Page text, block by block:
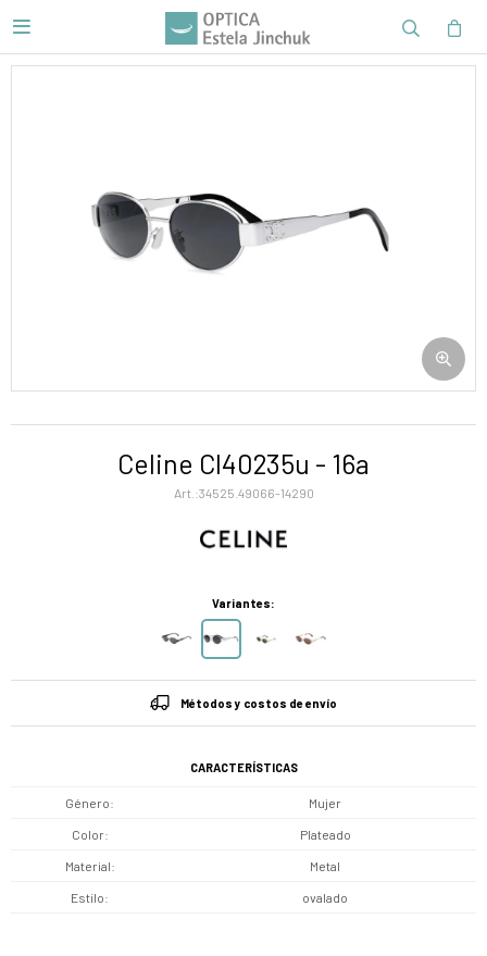

Celine Cl40235u - 16a
34525.49066-14290
Variantes:
Métodos y costos de envío
CARACTERÍSTICAS
Género Mujer
Color Plateado
Material Metal
Estilo ovalado